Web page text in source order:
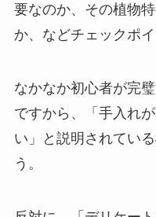
要なのか、その植物
か、などチェックポ
なかなか初心者が完
ですから、「手入れ
い」と説明されてい
う。